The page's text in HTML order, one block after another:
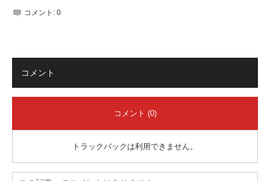
コメント: 0
コメント
コメント (0)
トラックバックは利用できません。